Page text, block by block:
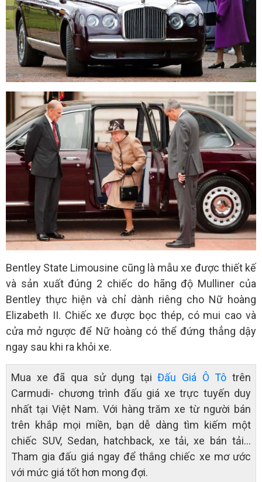
Bentley State Limousine cũng là mẫu xe được thiết kế
và sản xuất đúng 2 chiếc do hãng độ Mulliner của
Bentley thực hiện và chỉ dành riêng cho Nữ hoàng
Elizabeth II. Chiếc xe được bọc thép, có mui cao và
cửa mở ngược để Nữ hoàng có thể đứng thẳng dậy
ngay sau khi ra khỏi xe.
Mua xe đã qua sử dụng tạiĐấu Giá Ô Tô trên
Carmudi- chương trình đấu giá xe trực tuyến duy
nhất tại Việt Nam. Với hàng trăm xe từ người bán
trên khắp mọi miền, bạn dễ dàng tìm kiếm một
chiếc SUV, Sedan, hatchback, xe tải, xe bán tải…
Tham gia đấu giá ngay để thắng chiếc xe mơ ước
với mức giá tốt hơn mong đợi.